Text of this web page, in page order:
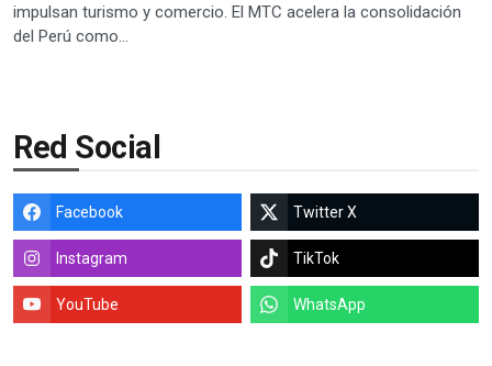
impulsan turismo y comercio. El MTC acelera la consolidación
del Perú como...
Red Social
Facebook Twitter X
Instagram TikTok
YouTube WhatsApp